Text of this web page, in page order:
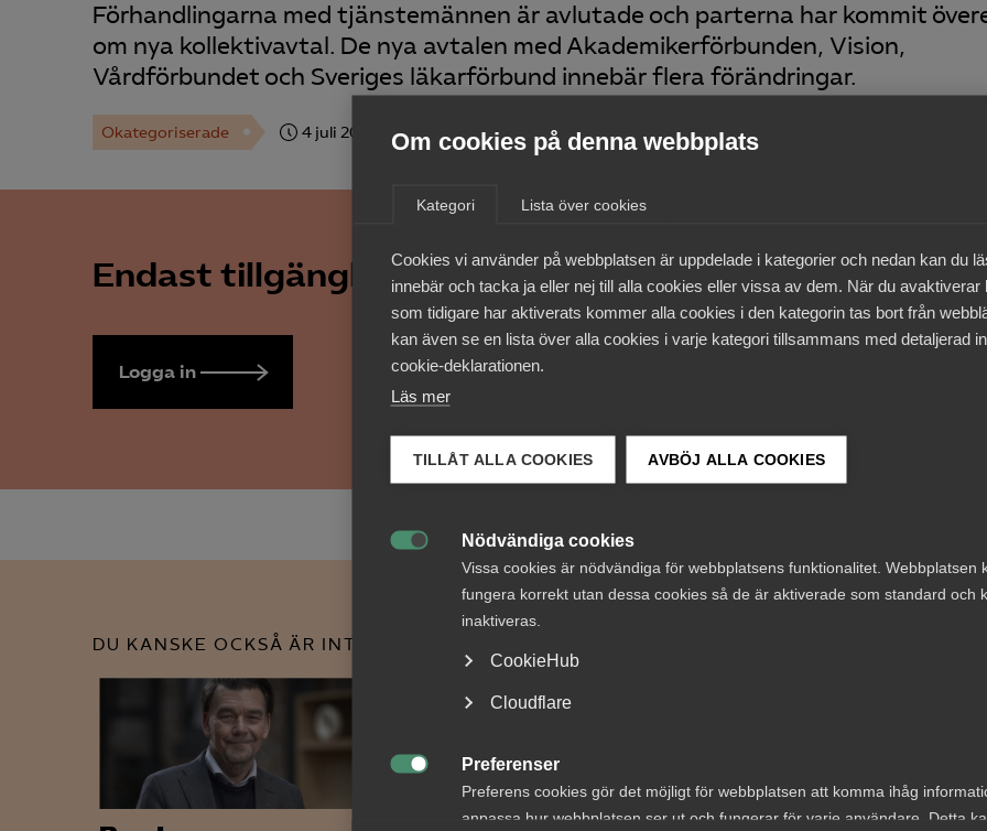
Om cookies på denna webbplats
Kategori Lista över cookies
Cookies vi använder på webbplatsen är uppdelade i kategorier och nedan kan du
innebär och tacka ja eller nej till alla cookies eller vissa av dem. När du avaktiverar
som tidigare har aktiverats kommer alla cookies i den kategorin tas bort från
kan även se en lista över alla cookies i varje kategori tillsammans med detaljerad
cookie-deklarationen.
Läs mer
TILLÅT ALLA COOKIES AVBÖJ ALLA COOKIES
Nödvändiga cookies
Vissa cookies är nödvändiga för webbplatsens funktionalitet. Webbplatsen
fungera korrekt utan dessa cookies så de är aktiverade som standard och
inaktiveras.
CookieHub
Cloudflare
Preferenser
Preferens cookies gör det möjligt för webbplatsen att komma ihåg
anpassa hur webbplatsen ser ut och fungerar för varje användare. Detta
Förhandlingarna med tjänstemännen är avlutade och parterna har kommit
om nya kollektivavtal. De nya avtalen med Akademikerförbunden, Vision,
Vårdförbundet och Sveriges läkarförbund innebär flera förändringar.
Okategoriserade 4 juli 2023 Arbetsgivarnytt
Endast tillgänglig för medlemmar
Logga in Bli medlem
DU KANSKE OCKSÅ ÄR INTRESSERAD AV DETTA?